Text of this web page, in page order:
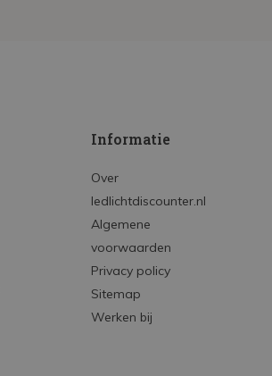
Informatie
Over
ledlichtdiscounter.nl
Algemene
voorwaarden
Privacy policy
Sitemap
Werken bij